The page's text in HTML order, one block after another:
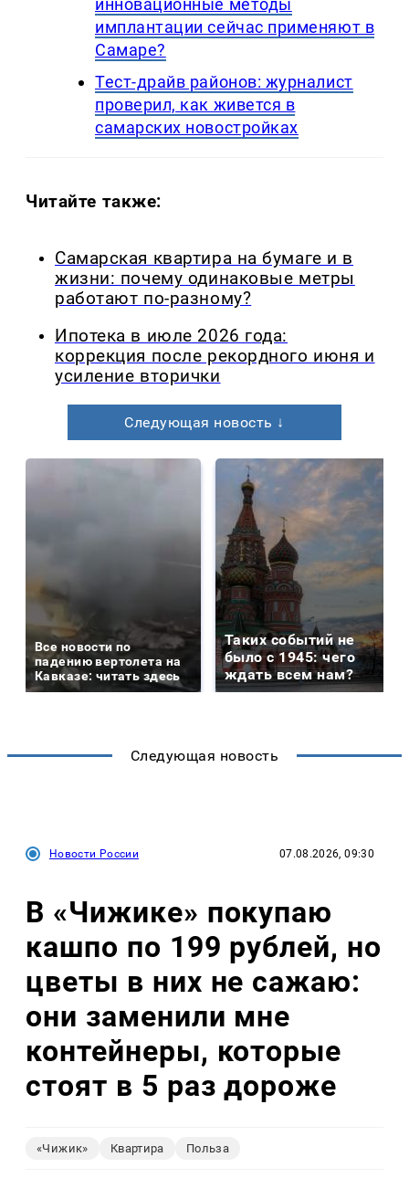
инновационные методы
имплантации сейчас применяют в
Самаре?
Тест-драйв районов: журналист
проверил, как живется в
самарских новостройках
Читайте также:
Самарская квартира на бумаге и в
жизни: почему одинаковые метры
работают по-разному?
Ипотека в июле 2026 года:
коррекция после рекордного июня и
усиление вторички
Следующая новость ↓
Все новости по
падению вертолета на
Кавказе: читать здесь
Таких событий не
было с 1945: чего
ждать всем нам?
Следующая новость
Новости России 07.08.2026, 09:30
В «Чижике» покупаю
кашпо по 199 рублей, но
цветы в них не сажаю:
они заменили мне
контейнеры, которые
стоят в 5 раз дороже
«Чижик» Квартира Польза